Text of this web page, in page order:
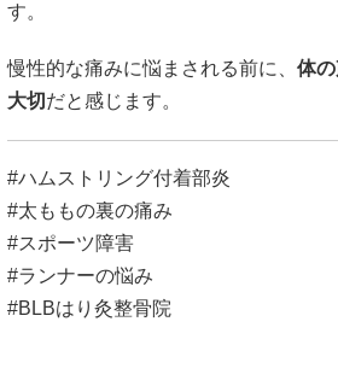
す。
慢性的な痛みに悩まされる前に、 体
大切 だと感じます。
#ハムストリング付着部炎
#太ももの裏の痛み
#スポーツ障害
#ランナーの悩み
#BLBはり灸整骨院